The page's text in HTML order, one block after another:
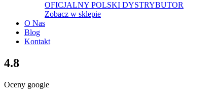
OFICJALNY POLSKI DYSTRYBUTOR
Zobacz w sklepie
O Nas
Blog
Kontakt
4.8
Oceny google